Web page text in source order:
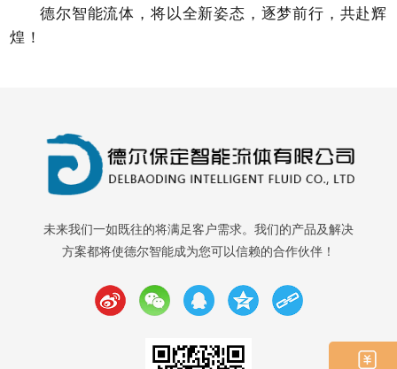
德尔智能流体，将以全新姿态，逐梦前行，共赴辉
煌！
未来我们一如既往的将满足客户需求。我们的产品及解决
方案都将使德尔智能成为您可以信赖的合作伙伴！